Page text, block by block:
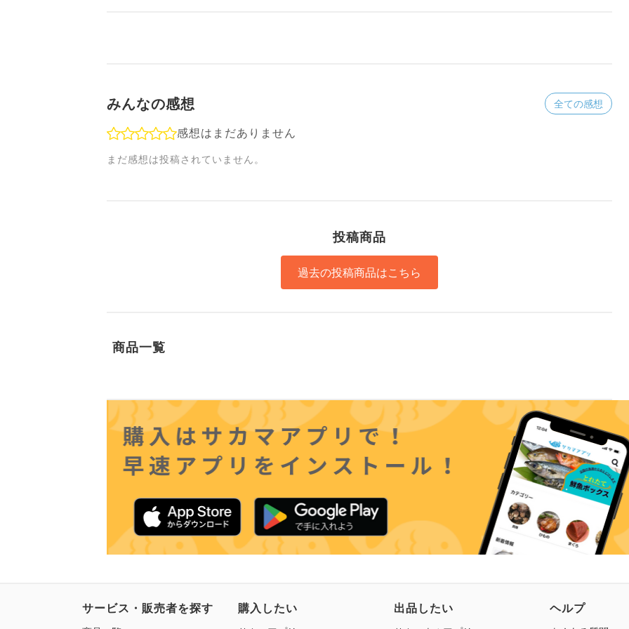
みんなの感想 全ての感想
感想はまだありません
まだ感想は投稿されていません。
投稿商品
過去の投稿商品はこちら
商品一覧
サービス・販売者を探す 購入したい 出品したい ヘルプ